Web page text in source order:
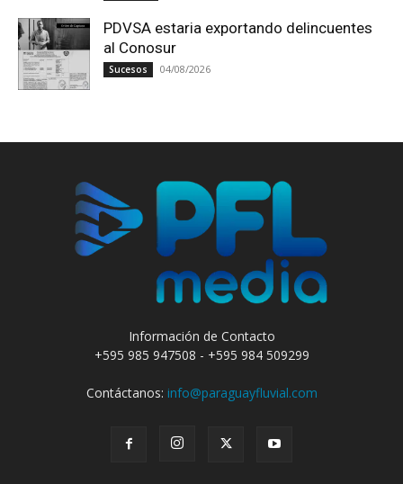
PDVSA estaria exportando delincuentes
al Conosur
Sucesos 04/08/2026
Información de Contacto
+595 985 947508 - +595 984 509299
Contáctanos: info@paraguayfluvial.com